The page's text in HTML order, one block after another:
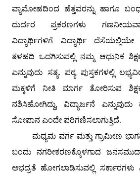
ವ್ಯಾಮೋಹದಿಂದ ಹೆತ್ತವರನ್ನು ಹಾಗೂ
ದುರ್ದರ ಪ್ರಕರಣಗಳು
ವಿದ್ಯಾರ್ಥಿಗಳಿಗೆ ವಿದ್ಯಾರ್ಥಿ
ತಳಹದಿ ಒದಗಿಸುವಲ್ಲಿ ನಮ್ಮ ಆಧುನಿಕ
ಎನ್ನುವುದು ಸತ್ಯ. ಪಠ್ಯ ಪುಸ್ತಕಗಳಲ್ಲಿ
ಮಕ್ಕಳಿಗೆ ನೀತಿ ಮಾರ್ಗ ತೋರಿಸುವ
ನಶಿಸಿಹೋಗಿದ್ದು, ವಿದ್ಯಾರ್ಜನೆ
ಸೋಪಾನ ಎಂದೇ ಪರಿಗಣಿಸಲಾಗುತ್ತಿದೆ.
ಮಧ್ಯಮ ವರ್ಗ ಮತ್ತು ಗ್ರಾಮೀಣ
ಬಂದು ನಗರೀಕರಣಕ್ಕೊಳಗಾದ
ಅಭದ್ರತೆ ಹೋಗಲಾಡಿಸುವಲ್ಲಿ ಸರ್ಕಾರಗಳು